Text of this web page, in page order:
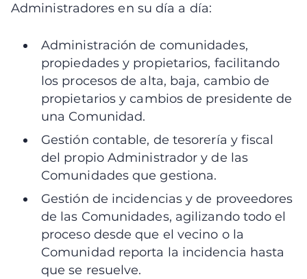
Administradores en su día a día:
Administración de comunidades,
propiedades y propietarios, facilitando
los procesos de alta, baja, cambio de
propietarios y cambios de presidente de
una Comunidad.
Gestión contable, de tesorería y fiscal
del propio Administrador y de las
Comunidades que gestiona.
Gestión de incidencias y de proveedores
de las Comunidades, agilizando todo el
proceso desde que el vecino o la
Comunidad reporta la incidencia hasta
que se resuelve.